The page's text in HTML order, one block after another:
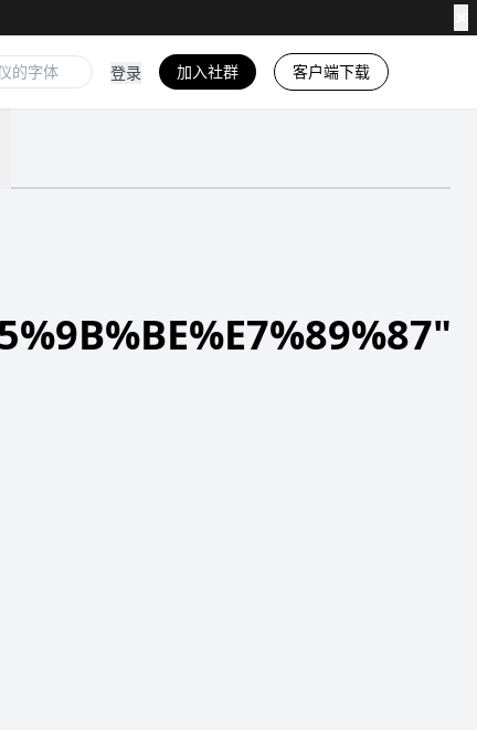
登录 加入社群 客户端下载